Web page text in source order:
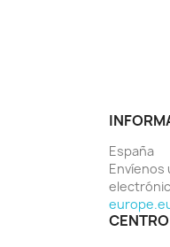
España
Envíenos